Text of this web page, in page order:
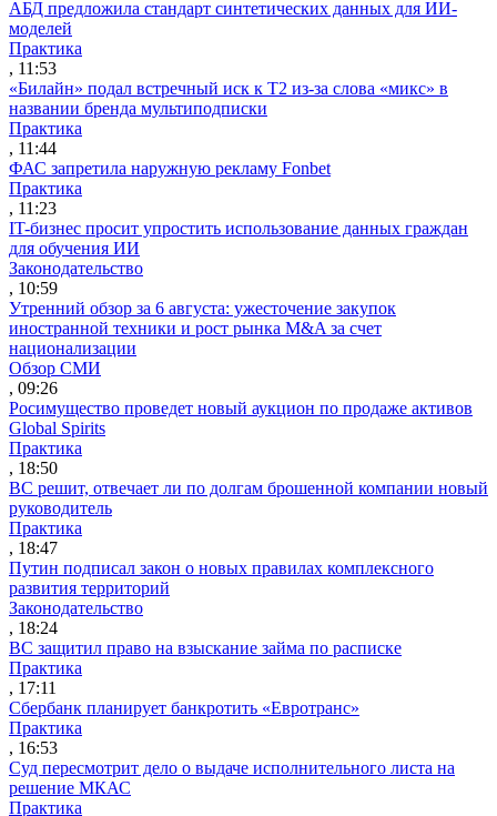
АБД предложила стандарт синтетических данных для ИИ-
моделей
Практика
, 11:53
«Билайн» подал встречный иск к Т2 из-за слова «микс» в
названии бренда мультиподписки
Практика
, 11:44
ФАС запретила наружную рекламу Fonbet
Практика
, 11:23
IT-бизнес просит упростить использование данных граждан
для обучения ИИ
Законодательство
, 10:59
Утренний обзор за 6 августа: ужесточение закупок
иностранной техники и рост рынка M&A за счет
национализации
Обзор СМИ
, 09:26
Росимущество проведет новый аукцион по продаже активов
Global Spirits
Практика
, 18:50
ВС решит, отвечает ли по долгам брошенной компании новый
руководитель
Практика
, 18:47
Путин подписал закон о новых правилах комплексного
развития территорий
Законодательство
, 18:24
ВС защитил право на взыскание займа по расписке
Практика
, 17:11
Сбербанк планирует банкротить «Евротранс»
Практика
, 16:53
Суд пересмотрит дело о выдаче исполнительного листа на
решение МКАС
Практика